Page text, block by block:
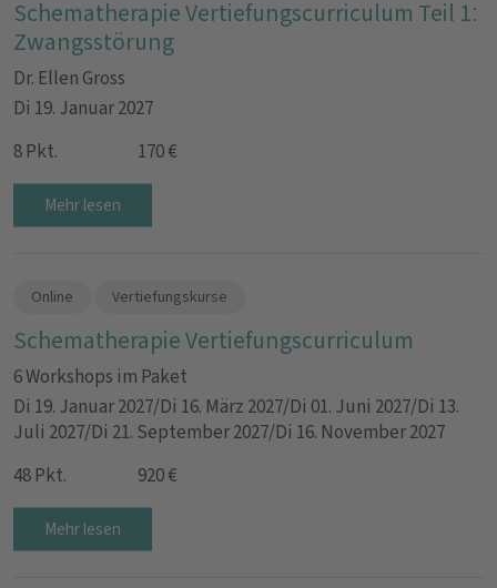
Schematherapie Vertiefungscurriculum Teil 1:
Zwangsstörung
Dr. Ellen Gross
Di 19. Januar 2027
8 Pkt.
170 €
Mehr lesen
Online Vertiefungskurse
Schematherapie Vertiefungscurriculum
6 Workshops im Paket
Di 19. Januar 2027/Di 16. März 2027/Di 01. Juni 2027/Di 13.
Juli 2027/Di 21. September 2027/Di 16. November 2027
48 Pkt.
920 €
Mehr lesen